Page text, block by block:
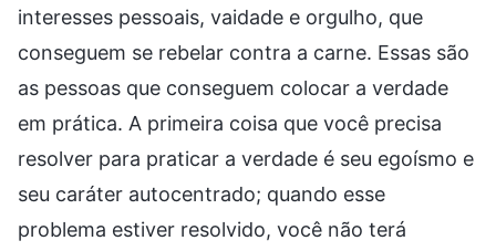
interesses pessoais, vaidade e orgulho, que
conseguem se rebelar contra a carne. Essas são
as pessoas que conseguem colocar a verdade
em prática. A primeira coisa que você precisa
resolver para praticar a verdade é seu egoísmo e
seu caráter autocentrado; quando esse
problema estiver resolvido, você não terá